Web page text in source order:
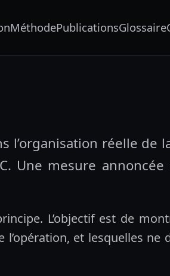
MéthodePublicationsGlossaire
l’organisation réelle de
Une mesure annoncée
L’objectif est de
et lesquelles ne